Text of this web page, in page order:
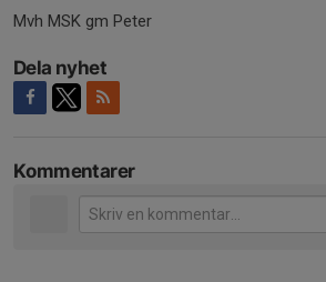
Mvh MSK gm Peter
Dela nyhet
Kommentarer